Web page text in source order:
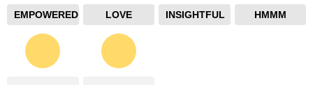
EMPOWERED LOVE INSIGHTFUL HMMM